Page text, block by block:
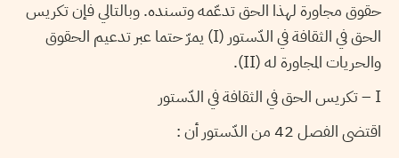
حقوق مجاورة لهذا الحق تدعّمه وتسنده. وبالتالي فإن تكريس
الحق في الثقافة في الدّستور (I) يمرّ حتما عبر تدعيم الحقوق
والحريات المجاورة له (II).
I – تكريس الحق في الثقافة في الدّستور
اقتضى الفصل 42 من الدّستور أن :